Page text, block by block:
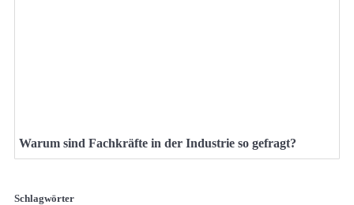
Warum sind Fachkräfte in der Industrie so gefragt?
Schlagwörter